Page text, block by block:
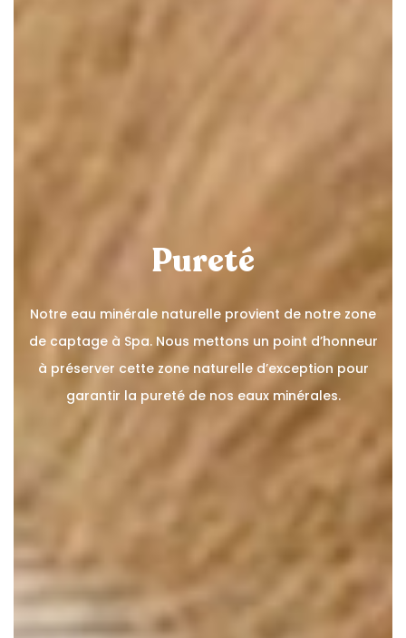
Pureté
Notre eau minérale naturelle provient de notre zone
de captage à Spa. Nous mettons un point d’honneur
à préserver cette zone naturelle d’exception pour
garantir la pureté de nos eaux minérales.